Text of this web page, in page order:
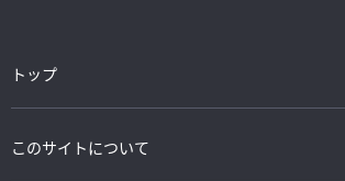
トップ
このサイトについて